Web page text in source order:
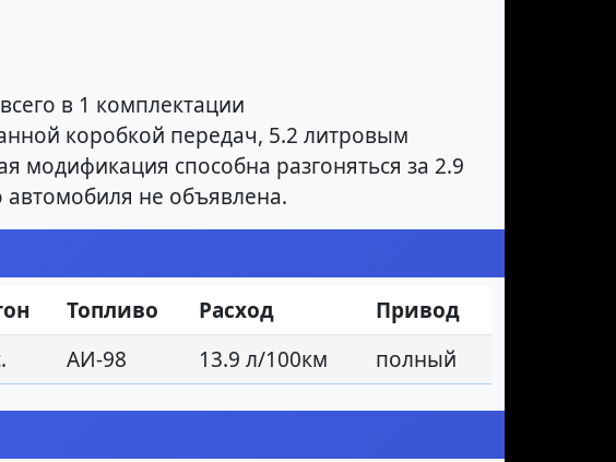
в 1 комплектации
коробкой передач, 5.2 литровым
модификация способна разгоняться за 2.9
не объявлена.
Топливо Расход
Привод
АИ-98 13.9 л/100км полный